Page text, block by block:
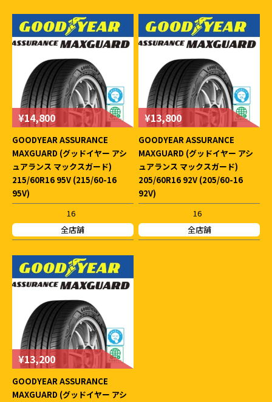
¥14,800
GOODYEAR ASSURANCE
MAXGUARD (グッドイヤー アシ
ュアランス マックスガード)
215/60R16 95V (215/60-16
95V)
16
全店舗
¥13,800
GOODYEAR ASSURANCE
MAXGUARD (グッドイヤー アシ
ュアランス マックスガード)
205/60R16 92V (205/60-16
92V)
16
全店舗
¥13,200
GOODYEAR ASSURANCE
MAXGUARD (グッドイヤー アシ